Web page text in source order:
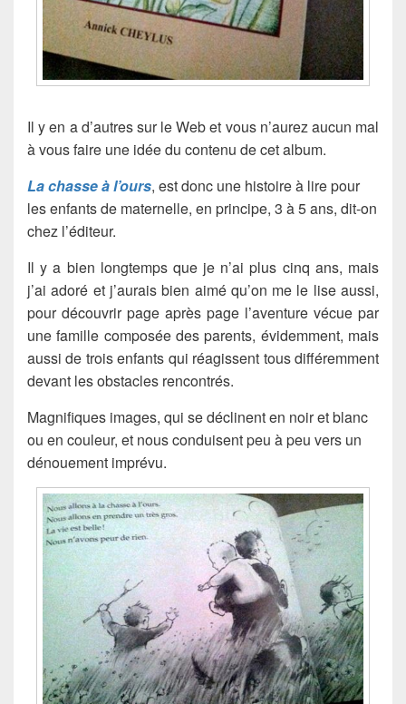
Il y en a d’autres sur le Web et vous n’aurez aucun mal
à vous faire une idée du contenu de cet album.
La chasse à l’ours, est donc une histoire à lire pour
les enfants de maternelle, en principe, 3 à 5 ans, dit-on
chez l’éditeur.
Il y a bien longtemps que je n’ai plus cinq ans, mais
j’ai adoré et j’aurais bien aimé qu’on me le lise aussi,
pour découvrir page après page l’aventure vécue par
une famille composée des parents, évidemment, mais
aussi de trois enfants qui réagissent tous différemment
devant les obstacles rencontrés.
Magnifiques images, qui se déclinent en noir et blanc
ou en couleur, et nous conduisent peu à peu vers un
dénouement imprévu.